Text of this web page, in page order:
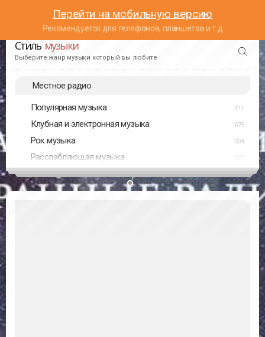
Перейти на мобильную версию
Рекомендуется для телефонов, планшетов и т.д
Стиль музыки
Выберите жанр музыки который вы любите
Местное радио
Популярная музыка 411
Клубная и электронная музыка 679
Рок музыка 334
Расслабляющая музыка